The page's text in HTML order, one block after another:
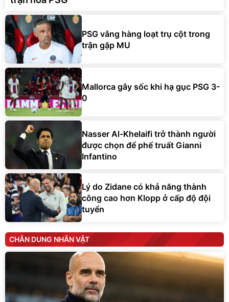
PSG vắng hàng loạt trụ cột trong
trận gặp MU
Mallorca gây sốc khi hạ gục PSG 3-
0
Nasser Al-Khelaifi trở thành người
được chọn để phế truất Gianni
Infantino
Lý do Zidane có khả năng thành
công cao hơn Klopp ở cấp độ đội
tuyển
CHÂN DUNG NHÂN VẬT